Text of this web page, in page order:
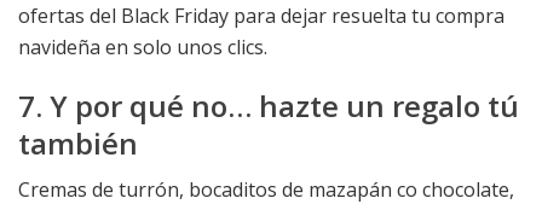
ofertas del Black Friday para dejar resuelta tu compra
navideña en solo unos clics.
7. Y por qué no… hazte un regalo tú
también
Cremas de turrón, bocaditos de mazapán co chocolate,